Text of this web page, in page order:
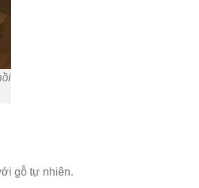
gỗ tự nhiên.